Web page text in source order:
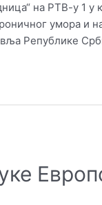
на РТВ-у 1
умора и
Републике